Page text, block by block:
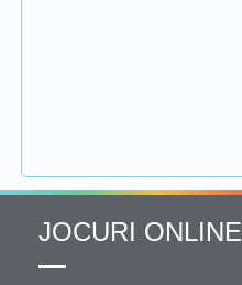
JOCURI ONLINE